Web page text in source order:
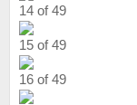
14 of 49
15 of 49
16 of 49